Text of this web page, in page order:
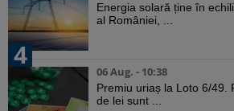
Energia solară ține în
al României, ...
4
06 Aug. - 10:38
Premiu uriaș la Loto 6/49.
de lei sunt ...